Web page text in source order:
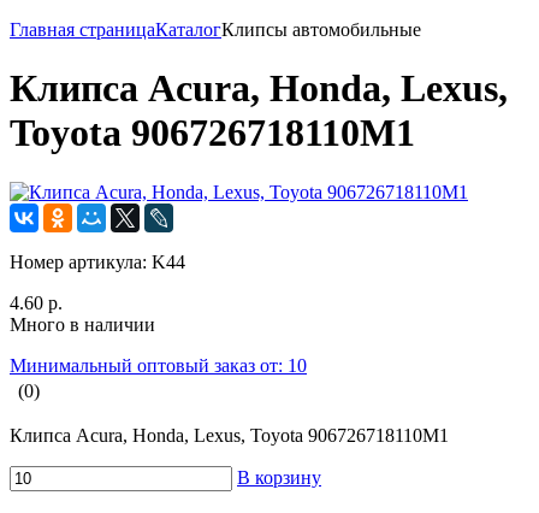
Главная страницаКаталогКлипсы автомобильные
Клипса Acura, Honda, Lexus,
Toyota 906726718110M1
Номер артикула: K44
4.60 р.
Много в наличии
Минимальный оптовый заказ от: 10
(0)
Клипса Acura, Honda, Lexus, Toyota 906726718110M1
В корзину